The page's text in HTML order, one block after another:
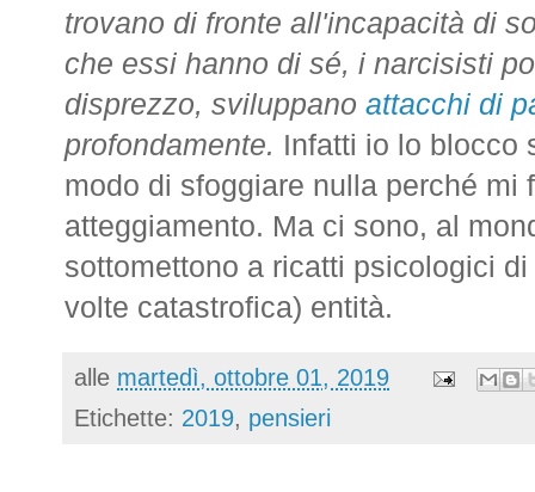
trovano di fronte all'incapacità di
che essi hanno di sé, i narcisisti
disprezzo, sviluppano attacchi di
profondamente. Infatti io lo blocco
modo di sfoggiare nulla perché mi
atteggiamento. Ma ci sono, al
sottomettono a ricatti psicologici
volte catastrofica) entità.
alle martedì, ottobre 01, 2019
Etichette: 2019, pensieri